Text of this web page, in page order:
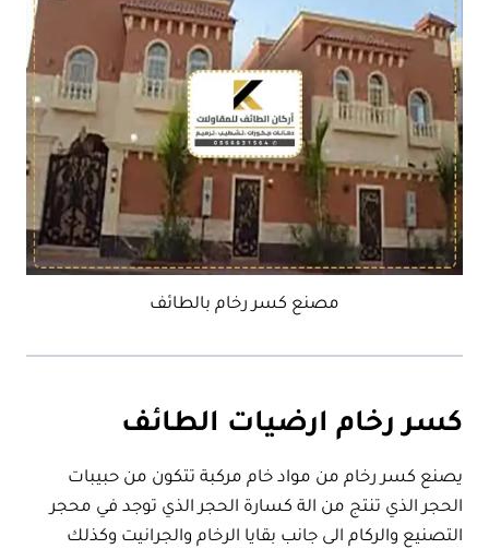
مصنع كسر رخام بالطائف
كسر رخام ارضيات الطائف
يصنع كسر رخام من مواد خام مركبة تتكون من حبيبات
الحجر الذي تنتج من الة كسارة الحجر الذي توجد في محجر
التصنيع والركام الى جانب بقايا الرخام والجرانيت وكذلك